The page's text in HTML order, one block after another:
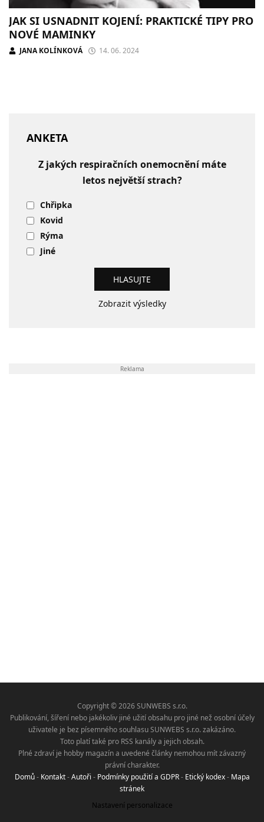
JAK SI USNADNIT KOJENÍ: PRAKTICKÉ TIPY PRO
NOVÉ MAMINKY
JANA KOLÍNKOVÁ 14. 06. 2024
ANKETA
Z jakých respiračních onemocnění máte
letos největší strach?
Chřipka
Kovid
Rýma
Jiné
Zobrazit výsledky
Reklama
Copyright © 2026 SUNWEBS s.r.o.
Publikování, šíření nebo jakékoliv jiné užití obsahu pro jiné než osobní účely
uživatele je bez písemného souhlasu SUNWEBS s.r.o. zakázáno.
Toto platí také pro RSS kanály a jejich obsah.
Plné zdraví je hobby magazín a uvedené články nemohou mít závazný
právní charakter.
Domů- Kontakt-Autoři - Podmínky použití a GDPR- Etický kodex- Mapa
stránek
Nastavení personalizace